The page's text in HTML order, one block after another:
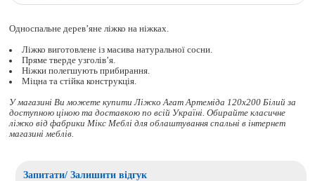
Односпальне дерев’яне ліжко на ніжках.
Ліжко виготовлене із масива натуральної сосни.
Пряме тверде узголів’я.
Ніжки полегшують прибирання.
Міцна та стійка конструкція.
У магазині Ви можете купити Ліжко Агат Артеміда 120х200 Білий за
доступною ціною та доставкою по всій Україні. Обирайте класичне
ліжковід фабрики Мікс Меблі для облаштування спальні в інтернет
магазині меблів.
Запитати/ Залишити відгук